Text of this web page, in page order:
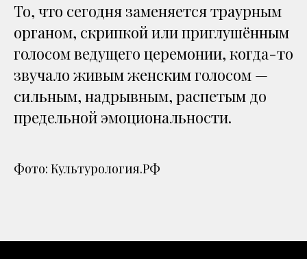
То, что сегодня заменяется траурным
органом, скрипкой или приглушённым
голосом ведущего церемонии, когда-то
звучало живым женским голосом —
сильным, надрывным, распетым до
предельной эмоциональности.
Фото: Культурология.РФ